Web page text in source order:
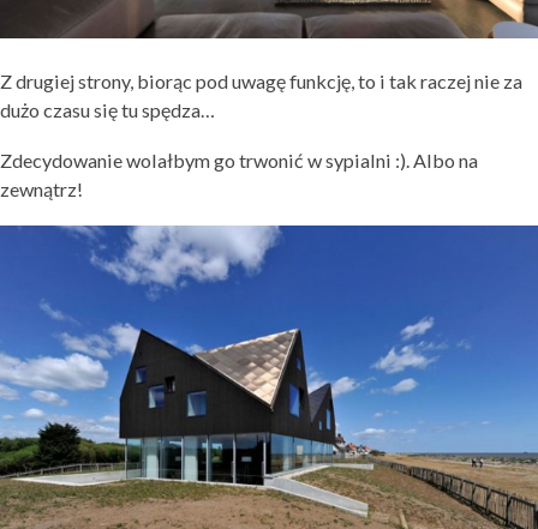
Z drugiej strony, biorąc pod uwagę funkcję, to i tak raczej nie za
dużo czasu się tu spędza…
Zdecydowanie wolałbym go trwonić w sypialni :). Albo na
zewnątrz!